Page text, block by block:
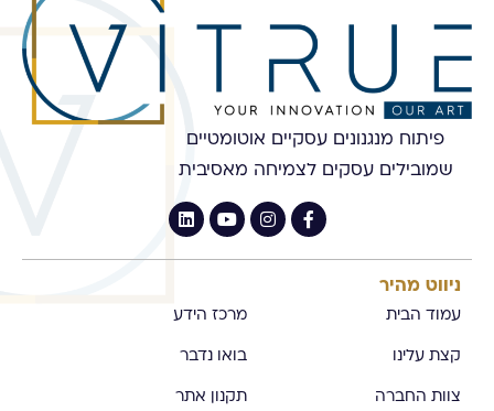
פיתוח מנגנונים עסקיים אוטומטיים
שמובילים עסקים לצמיחה מאסיבית
ניווט מהיר
עמוד הבית
קצת עלינו
צוות החברה
מרכז הידע
בואו נדבר
תקנון אתר